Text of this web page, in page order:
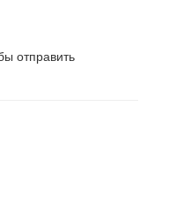
отправить